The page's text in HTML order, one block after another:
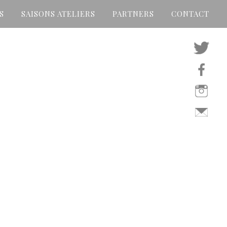
SAISONS ATELIERS PARTNERS CONTACT